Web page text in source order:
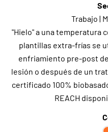
Trabajo |
"Hielo" a una temperatura
plantillas extra-frías se
enfriamiento pre-post
lesión o después de un
certificado 100%
REACH